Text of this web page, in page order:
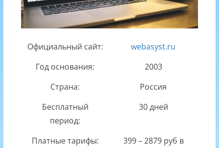
Официальный сайт:
webasyst.ru
Год основания:
2003
Страна:
Россия
Бесплатный
период:
30 дней
Платные тарифы:
399 – 2879 руб в